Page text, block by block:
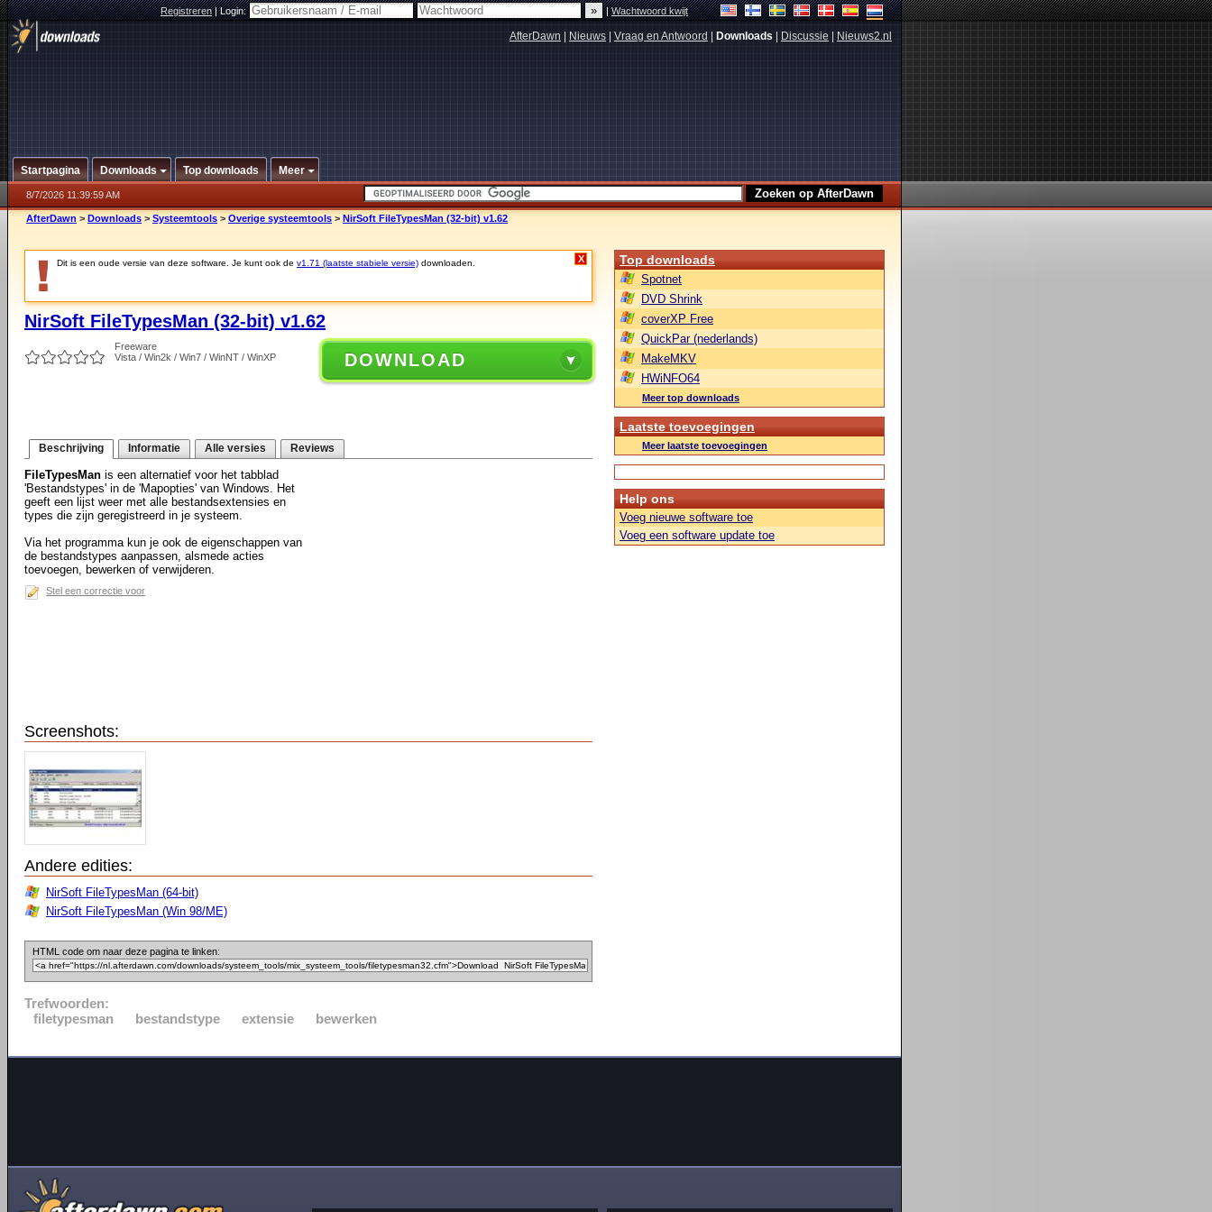
Registreren|Login: |Wachtwoord kwijt
AfterDawn Nieuws Vraag en Antwoord Downloads Discussie Nieuws2.nl
Startpagina Downloads Top downloads Meer
8/7/2026 11:39:59 AM
AfterDawn > Downloads > Systeemtools > Overige systeemtools > NirSoft FileTypesMan (32-bit) v1.62
Dit is een oude versie van deze software. Je kunt ook de v1.71 (laatste stabiele versie) downloaden. X
NirSoft FileTypesMan (32-bit) v1.62
Freeware
Vista / Win2k / Win7 / WinNT / WinXP
DOWNLOAD
Beschrijving Informatie Alle versies Reviews
FileTypesMan is een alternatief voor het tabblad
'Bestandstypes' in de 'Mapopties' van Windows. Het
geeft een lijst weer met alle bestandsextensies en
types die zijn geregistreerd in je systeem.
Via het programma kun je ook de eigenschappen van
de bestandstypes aanpassen, alsmede acties
toevoegen, bewerken of verwijderen.
Stel een correctie voor
Screenshots:
Andere edities:
NirSoft FileTypesMan (64-bit)
NirSoft FileTypesMan (Win 98/ME)
HTML code om naar deze pagina te linken:
Trefwoorden:
filetypesman
bestandstype extensie bewerken
Top downloads
Spotnet
DVD Shrink
coverXP Free
QuickPar (nederlands)
MakeMKV
HWiNFO64
Meer top downloads
Laatste toevoegingen
Meer laatste toevoegingen
Help ons
Voeg nieuwe software toe
Voeg een software update toe